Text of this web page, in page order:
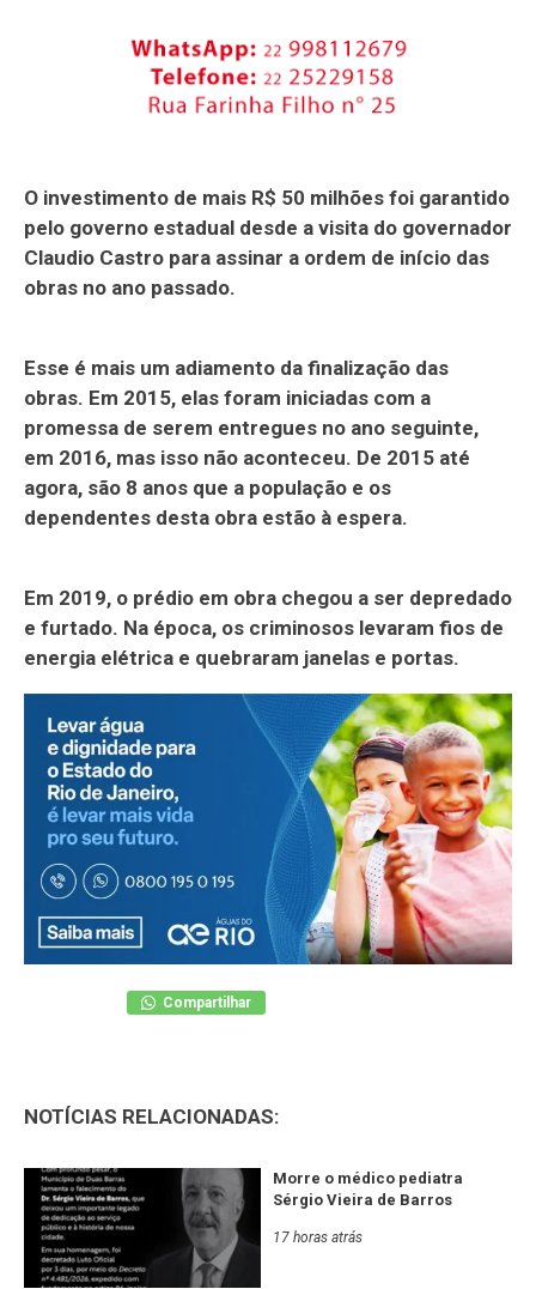
O investimento de mais R$ 50 milhões foi garantido
pelo governo estadual desde a visita do governador
Claudio Castro para assinar a ordem de início das
obras no ano passado.
Esse é mais um adiamento da finalização das
obras. Em 2015, elas foram iniciadas com a
promessa de serem entregues no ano seguinte,
em 2016, mas isso não aconteceu. De 2015 até
agora, são 8 anos que a população e os
dependentes desta obra estão à espera.
Em 2019, o prédio em obra chegou a ser depredado
e furtado. Na época, os criminosos levaram fios de
energia elétrica e quebraram janelas e portas.
Compartilhar
NOTÍCIAS RELACIONADAS:
Morre o médico pediatra
Sérgio Vieira de Barros
17 horas atrás